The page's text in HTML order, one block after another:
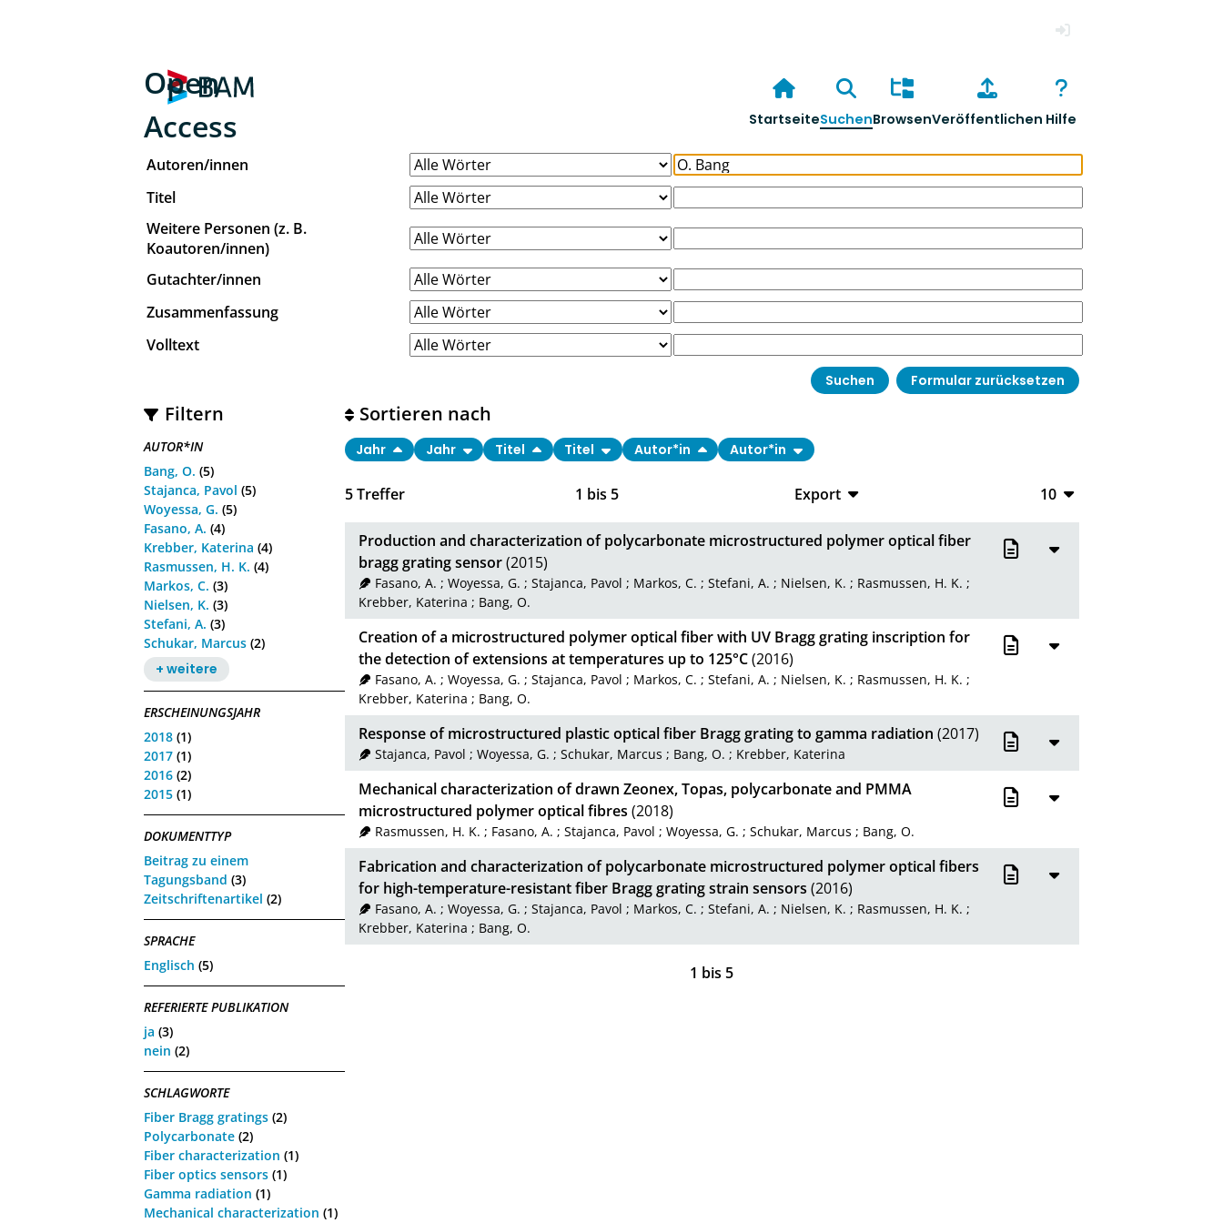
Open
Access
StartseiteSuchenBrowsenVeröffentlichen Hilfe
Autoren/innen
Titel
Weitere Personen (z. B.
Koautoren/innen)
Gutachter/innen
Zusammenfassung
Volltext
Filtern
AUTOR*IN
Bang, O. (5)
Stajanca, Pavol (5)
Woyessa, G. (5)
Fasano, A. (4)
Krebber, Katerina (4)
Rasmussen, H. K. (4)
Markos, C. (3)
Nielsen, K. (3)
Stefani, A. (3)
Schukar, Marcus (2)
+ weitere
ERSCHEINUNGSJAHR
2018 (1)
2017 (1)
2016 (2)
2015 (1)
DOKUMENTTYP
Beitrag zu einem
Tagungsband (3)
Zeitschriftenartikel (2)
SPRACHE
Englisch (5)
REFERIERTE PUBLIKATION
ja (3)
nein (2)
SCHLAGWORTE
Fiber Bragg gratings (2)
Polycarbonate (2)
Fiber characterization (1)
Fiber optics sensors (1)
Gamma radiation (1)
Mechanical characterization (1)
5Treffer 1 bis 5
Export
CSV
10
10
20
Sortieren nach
Jahr Jahr Titel Titel Autor*in Autor*in
Production and characterization of polycarbonate microstructured polymer optical fiber
bragg grating sensor(2015)
Fasano, A. ;Woyessa, G. ;Stajanca, Pavol ; Markos, C. ;Stefani, A. ; Nielsen, K. ; Rasmussen, H. K. ;
Krebber, Katerina ; Bang, O.
Creation of a microstructured polymer optical fiber with UV Bragg grating inscription for
the detection of extensions at temperatures up to 125°C(2016)
Fasano, A. ;Woyessa, G. ;Stajanca, Pavol ; Markos, C. ;Stefani, A. ; Nielsen, K. ; Rasmussen, H. K. ;
Krebber, Katerina ; Bang, O.
Response of microstructured plastic optical fiber Bragg grating to gamma radiation (2017)
Stajanca, Pavol ;Woyessa, G. ;Schukar, Marcus ; Bang, O. ; Krebber, Katerina
Mechanical characterization of drawn Zeonex, Topas, polycarbonate and PMMA
microstructured polymer optical fibres (2018)
Rasmussen, H. K. ; Fasano, A. ;Stajanca, Pavol ;Woyessa, G. ;Schukar, Marcus ; Bang, O.
Fabrication and characterization of polycarbonate microstructured polymer optical fibers
for high-temperature-resistant fiber Bragg grating strain sensors (2016)
Fasano, A. ;Woyessa, G. ;Stajanca, Pavol ; Markos, C. ;Stefani, A. ; Nielsen, K. ; Rasmussen, H. K. ;
Krebber, Katerina ; Bang, O.
1 bis5